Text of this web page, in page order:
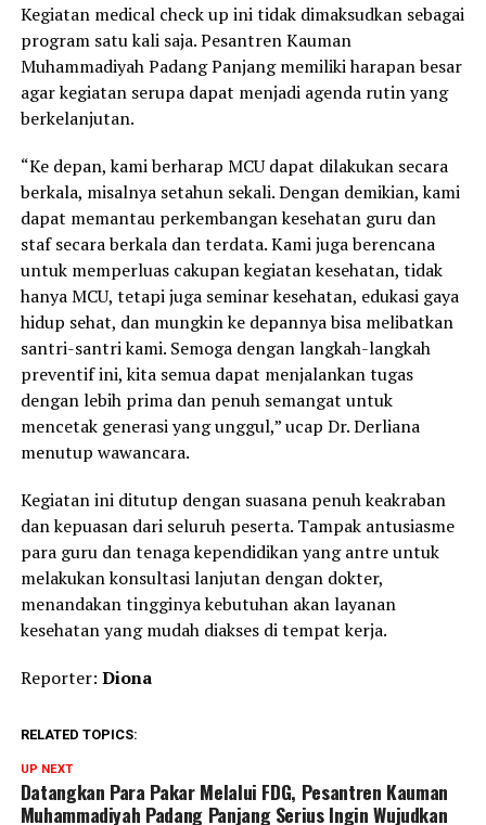
Kegiatan medical check up ini tidak dimaksudkan sebagai
program satu kali saja. Pesantren Kauman
Muhammadiyah Padang Panjang memiliki harapan besar
agar kegiatan serupa dapat menjadi agenda rutin yang
berkelanjutan.
“Ke depan, kami berharap MCU dapat dilakukan secara
berkala, misalnya setahun sekali. Dengan demikian, kami
dapat memantau perkembangan kesehatan guru dan
staf secara berkala dan terdata. Kami juga berencana
untuk memperluas cakupan kegiatan kesehatan, tidak
hanya MCU, tetapi juga seminar kesehatan, edukasi gaya
hidup sehat, dan mungkin ke depannya bisa melibatkan
santri-santri kami. Semoga dengan langkah-langkah
preventif ini, kita semua dapat menjalankan tugas
dengan lebih prima dan penuh semangat untuk
mencetak generasi yang unggul,” ucap Dr. Derliana
menutup wawancara.
Kegiatan ini ditutup dengan suasana penuh keakraban
dan kepuasan dari seluruh peserta. Tampak antusiasme
para guru dan tenaga kependidikan yang antre untuk
melakukan konsultasi lanjutan dengan dokter,
menandakan tingginya kebutuhan akan layanan
kesehatan yang mudah diakses di tempat kerja.
Reporter: Diona
RELATED TOPICS:
UP NEXT
Datangkan Para Pakar Melalui FDG, Pesantren Kauman
Muhammadiyah Padang Panjang Serius Ingin Wujudkan